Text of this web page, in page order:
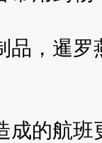
常用药